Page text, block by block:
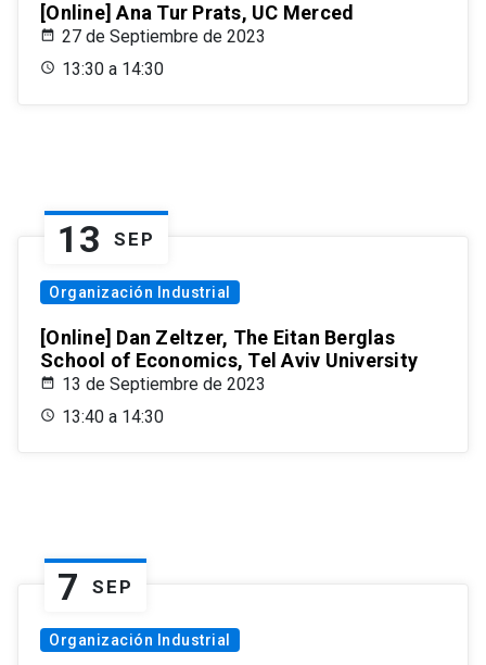
[Online] Ana Tur Prats, UC Merced
27 de Septiembre de 2023
13:30 a 14:30
13 SEP
Organización Industrial
[Online] Dan Zeltzer, The Eitan Berglas
School of Economics, Tel Aviv University
13 de Septiembre de 2023
13:40 a 14:30
7 SEP
Organización Industrial